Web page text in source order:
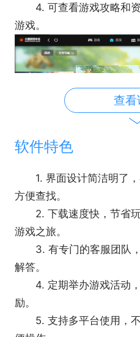
4. 可查看游戏攻略和资
游戏。
软件特点
1. 游戏分类细致，按类
位想玩的游戏。
2. 资源安全可靠，经过
软件。
3. 具备智能推荐功能，
查看
软件特色
1. 界面设计简洁明了，
方便查找。
2. 下载速度快，节省玩
游戏之旅。
3. 有专门的客服团队，
解答。
4. 定期举办游戏活动，
励。
5. 支持多平台使用，不